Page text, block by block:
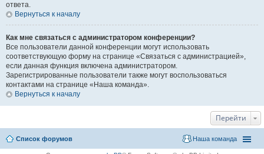
ответа.
Вернуться к началу
Как мне связаться с администратором конференции?
Все пользователи данной конференции могут использовать
соответствующую форму на странице «Связаться с администрацией»,
если данная функция включена администратором.
Зарегистрированные пользователи также могут воспользоваться
контактами на странице «Наша команда».
Вернуться к началу
Перейти
Список форумов Наша команда